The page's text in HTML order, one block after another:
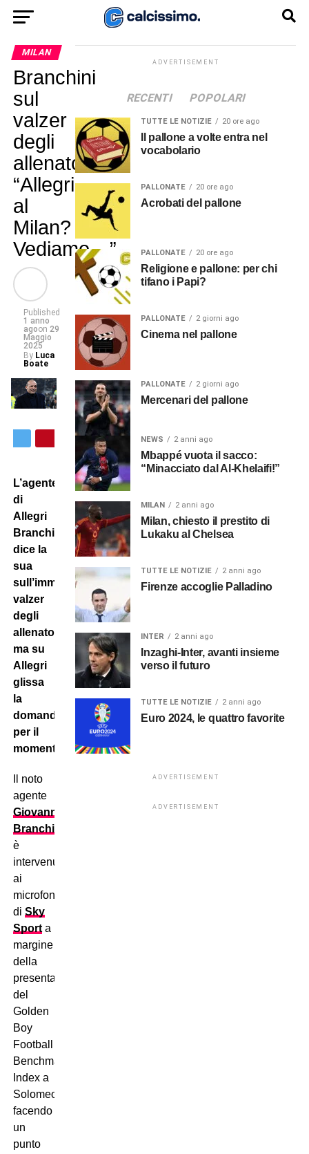
MILAN
Branchini
sul
valzer
degli
allenatori:
“Allegri
al
Milan?
Vediamo…”
Published
1 anno
agoon 29
Maggio
2025
By Luca
Boate
L’agente
di
Allegri
Branchini
dice la
sua
sull’imminente
valzer
degli
allenatori,
ma su
Allegri
glissa
la
domanda
per il
momento.
Il noto
agente
Giovanni
Branchini
è
intervenuto
ai
microfoni
di Sky
Sporta
margine
della
presentazione
del
Golden
Boy
Football
Benchmark
Index a
Solomeo,
facendo
un
punto
ADVERTISEMENT
RECENTI POPOLARI
TUTTE LE NOTIZIE 20 ore ago
Il pallone a volte entra nel
vocabolario
PALLONATE 20 ore ago
Acrobati del pallone
PALLONATE 20 ore ago
Religione e pallone: per chi
tifano i Papi?
PALLONATE 2 giorni ago
Cinema nel pallone
PALLONATE 2 giorni ago
Mercenari del pallone
NEWS 2 anni ago
Mbappé vuota il sacco:
“Minacciato dal Al-Khelaifi!”
MILAN 2 anni ago
Milan, chiesto il prestito di
Lukaku al Chelsea
TUTTE LE NOTIZIE 2 anni ago
Firenze accoglie Palladino
INTER 2 anni ago
Inzaghi-Inter, avanti insieme
verso il futuro
TUTTE LE NOTIZIE 2 anni ago
Euro 2024, le quattro favorite
ADVERTISEMENT
ADVERTISEMENT